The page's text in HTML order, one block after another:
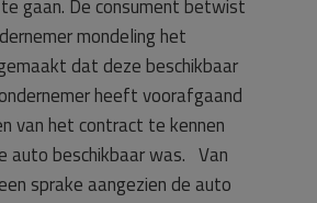
gaan. De consument betwist
mondeling het
dat deze beschikbaar
heeft voorafgaand
van het contract te kennen
auto beschikbaar was. Van
sprake aangezien de auto